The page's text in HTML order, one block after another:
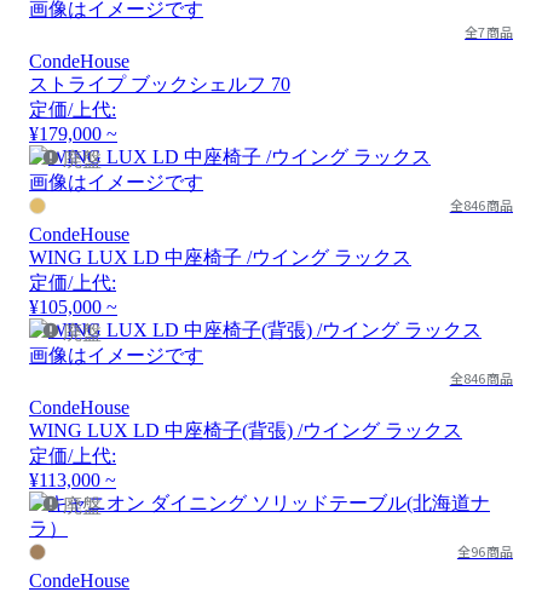
画像はイメージです
全7商品
CondeHouse
ストライプ ブックシェルフ 70
定価/上代:
¥179,000 ~
廃盤
画像はイメージです
全846商品
CondeHouse
WING LUX LD 中座椅子 /ウイング ラックス
定価/上代:
¥105,000 ~
廃盤
画像はイメージです
全846商品
CondeHouse
WING LUX LD 中座椅子(背張) /ウイング ラックス
定価/上代:
¥113,000 ~
廃盤
全96商品
CondeHouse